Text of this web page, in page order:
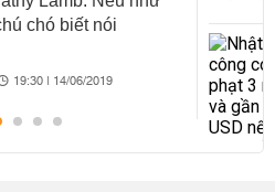
chó biết nói
19:30 | 14/06/2019